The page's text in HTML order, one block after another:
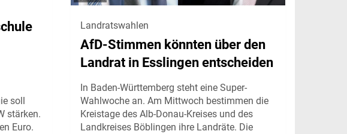
soll
stärken.
Euro.
Landratswahlen
AfD-Stimmen könnten über den
Landrat in Esslingen entscheiden
In Baden-Württemberg steht eine Super-
Wahlwoche an. Am Mittwoch bestimmen die
Kreistage des Alb-Donau-Kreises und des
Landkreises Böblingen ihre Landräte. Die